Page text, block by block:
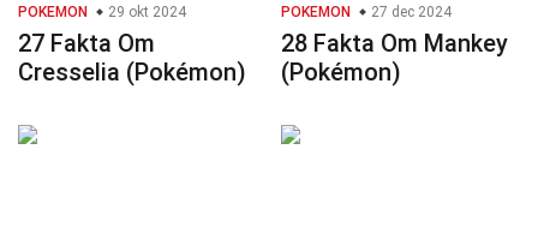
POKEMON 29 okt 2024
27 Fakta Om
Cresselia (Pokémon)
POKEMON 27 dec 2024
28 Fakta Om Mankey
(Pokémon)